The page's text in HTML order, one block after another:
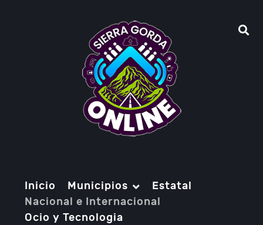
Inicio Municipios
Estatal
Nacional e Internacional
Ocio y Tecnologia